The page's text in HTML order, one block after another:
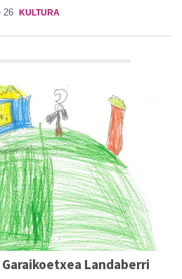
26 KULTURA
Landaberri